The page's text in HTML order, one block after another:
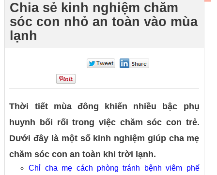
Chia sẻ kinh nghiệm chăm
sóc con nhỏ an toàn vào mùa
lạnh
0
Thời tiết mùa đông khiến nhiều bậc phụ
huynh bối rối trong việc chăm sóc con trẻ.
Dưới đây là một số kinh nghiệm giúp cha mẹ
chăm sóc con an toàn khi trời lạnh.
Chỉ cha mẹ cách phòng tránh bệnh viêm phế